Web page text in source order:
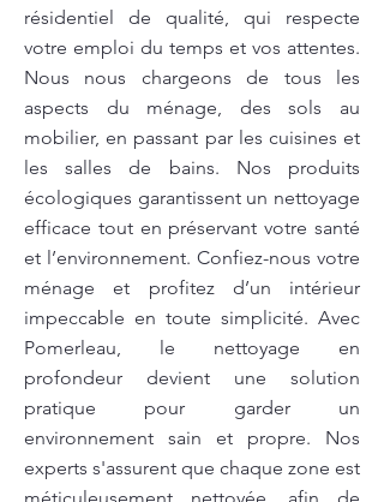
résidentiel de qualité, qui respecte
votre emploi du temps et vos attentes.
Nous nous chargeons de tous les
aspects du ménage, des sols au
mobilier, en passant par les cuisines et
les salles de bains. Nos produits
écologiques garantissent un nettoyage
efficace tout en préservant votre santé
et l’environnement. Confiez-nous votre
ménage et profitez d’un intérieur
impeccable en toute simplicité. Avec
Pomerleau, le nettoyage en
profondeur devient une solution
pratique pour garder un
environnement sain et propre. Nos
experts s'assurent que chaque zone est